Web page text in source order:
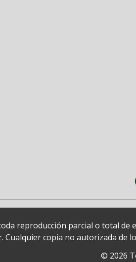
reproducción parcial o total de
Cualquier copia no autorizada de
© 2026